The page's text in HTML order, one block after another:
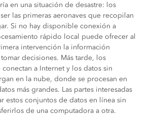
en una situación de desastre: los
las primeras aeronaves que recopilan
Si no hay disponible conexión a
rápido local puede ofrecer al
intervención la información
decisiones. Más tarde, los
a Internet y los datos sin
en la nube, donde se procesan en
más grandes. Las partes interesadas
estos conjuntos de datos en línea sin
de una computadora a otra.